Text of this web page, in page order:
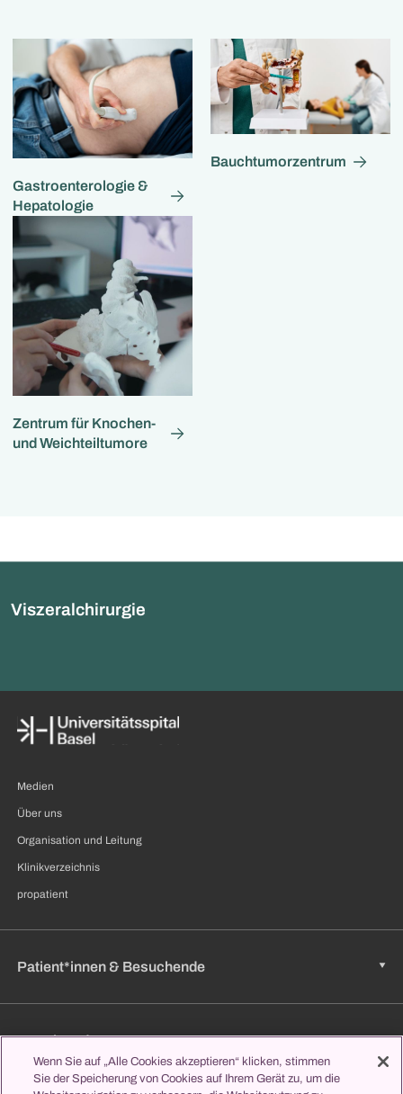
Gastroenterologie &
Hepatologie
Bauchtumorzentrum
Zentrum für Knochen-
und Weichteiltumore
Viszeralchirurgie
Medien
Über uns
Organisation und Leitung
Klinikverzeichnis
propatient
Patient*innen & Besuchende
Zuweisende
Wenn Sie auf „Alle Cookies akzeptieren“ klicken, stimmen
Sie der Speicherung von Cookies auf Ihrem Gerät zu, um die